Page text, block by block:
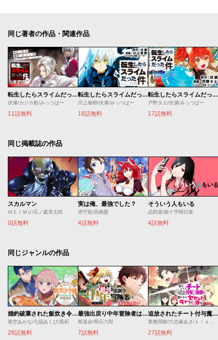
同じ著者の作品・関連作品
転生したらスライムだった件 クレイマンREVENGE
伏瀬/カジカ航/みっつばー
11話無料
転生したらスライムだった件
川上泰樹/伏瀬/みっつばー
18話無料
転生したらスライムだった件 異聞 ～魔国暮らしのトリニティ～
戸野タエ/伏瀬/みっつばー
17話無料
同じ掲載誌の作品
スカルマン
ＭＥＩＭＵ/石ノ森章太郎
0話無料
実は俺、最強でした？
澄守彩/高橋愛
4話無料
そういう人もいる
品田遊/南十字明日菜
4話無料
同じジャンルの作品
婚約破棄された飯炊き令嬢の私は冷酷公爵と専属契約しました～ですが胃袋を掴んだ結果、冷たかった公爵様がどんどん優しくなっています～
青空あかな/七福あくび/黒裄
28話無料
最強出戻り中年冒険者は、今さら命なんてかけたくない
斯道歩/明石六郎
7話無料
追放されたチート付与魔術師は気ままなセカンドライフを謳歌する。 ～俺は武器だけじゃなく、あらゆるものに『強化ポイント』を付与できるし、俺の意思でいつでも効果を解除できるけど、残った人たち大丈夫？～
業務用餅/六志麻あさ/ｋｉｓｕｉ
27話無料